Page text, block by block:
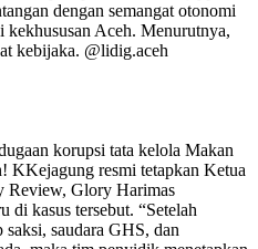
dengan semangat otonomi
kekhususan Aceh. Menurutnya,
kebijaka. @lidig.aceh